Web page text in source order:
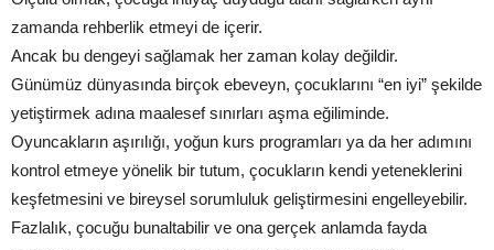
zamanda rehberlik etmeyi de içerir.
Ancak bu dengeyi sağlamak her zaman kolay değildir.
Günümüz dünyasında birçok ebeveyn, çocuklarını “en iyi” şekilde
yetiştirmek adına maalesef sınırları aşma eğiliminde.
Oyuncakların aşırılığı, yoğun kurs programları ya da her adımını
kontrol etmeye yönelik bir tutum, çocukların kendi yeteneklerini
keşfetmesini ve bireysel sorumluluk geliştirmesini engelleyebilir.
Fazlalık, çocuğu bunaltabilir ve ona gerçek anlamda fayda